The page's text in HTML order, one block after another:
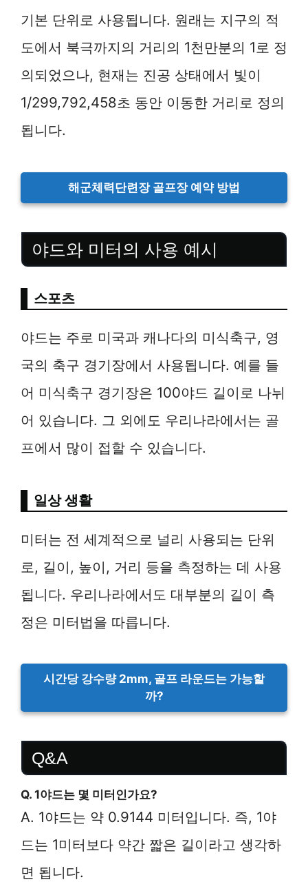
기본 단위로 사용됩니다. 원래는 지구의 적
도에서 북극까지의 거리의 1천만분의 1로 정
의되었으나, 현재는 진공 상태에서 빛이
1/299,792,458초 동안 이동한 거리로 정의
됩니다.
해군체력단련장 골프장 예약 방법
야드와 미터의 사용 예시
스포츠
야드는 주로 미국과 캐나다의 미식축구, 영
국의 축구 경기장에서 사용됩니다. 예를 들
어 미식축구 경기장은 100야드 길이로 나뉘
어 있습니다. 그 외에도 우리나라에서는 골
프에서 많이 접할 수 있습니다.
일상 생활
미터는 전 세계적으로 널리 사용되는 단위
로, 길이, 높이, 거리 등을 측정하는 데 사용
됩니다. 우리나라에서도 대부분의 길이 측
정은 미터법을 따릅니다.
시간당 강수량 2mm, 골프 라운드는 가능할
까?
Q&A
Q. 1야드는 몇 미터인가요?
A. 1야드는 약 0.9144 미터입니다. 즉, 1야
드는 1미터보다 약간 짧은 길이라고 생각하
면 됩니다.